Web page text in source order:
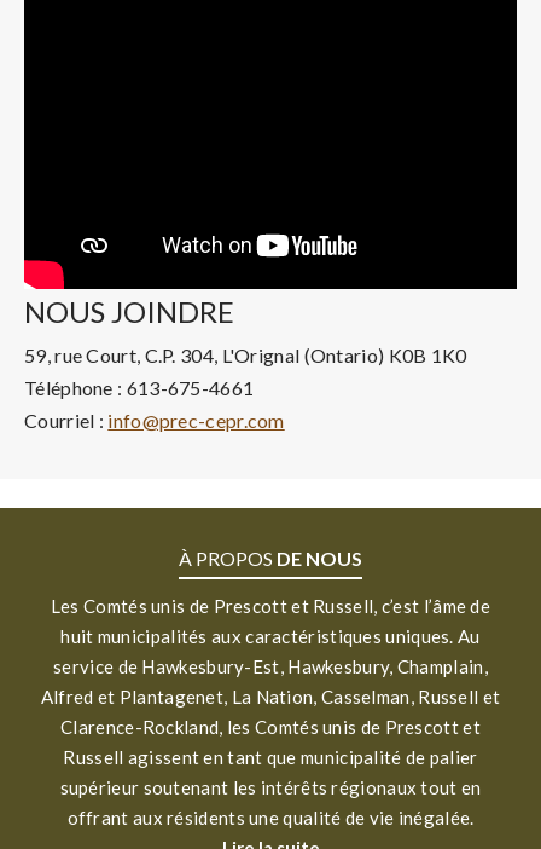
NOUS JOINDRE
59, rue Court, C.P. 304, L'Orignal (Ontario) K0B 1K0
Téléphone : 613-675-4661
Courriel : info@prec-cepr.com
À PROPOS DE NOUS
Les Comtés unis de Prescott et Russell, c’est l’âme de
huit municipalités aux caractéristiques uniques. Au
service de Hawkesbury-Est, Hawkesbury, Champlain,
Alfred et Plantagenet, La Nation, Casselman, Russell et
Clarence-Rockland, les Comtés unis de Prescott et
Russell agissent en tant que municipalité de palier
supérieur soutenant les intérêts régionaux tout en
offrant aux résidents une qualité de vie inégalée.